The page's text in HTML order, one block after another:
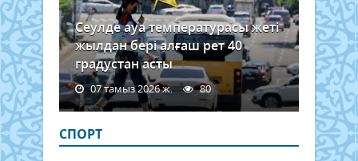
Сеулде ауа температурасы жеті
жылдан бері алғаш рет 40
градустан асты
07 тамыз 2026 ж. 80
СПОРТ